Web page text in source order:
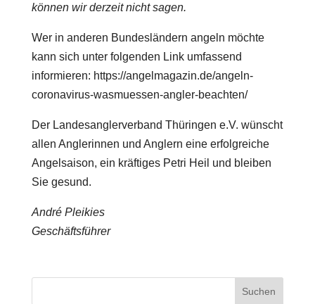
können wir derzeit nicht sagen.
Wer in anderen Bundesländern angeln möchte
kann sich unter folgenden Link umfassend
informieren: https://angelmagazin.de/angeln-
coronavirus-wasmuessen-angler-beachten/
Der Landesanglerverband Thüringen e.V. wünscht
allen Anglerinnen und Anglern eine erfolgreiche
Angelsaison, ein kräftiges Petri Heil und bleiben
Sie gesund.
André Pleikies
Geschäftsführer